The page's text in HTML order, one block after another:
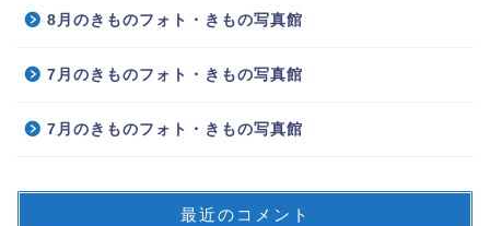
8月のきものフォト・きもの写真館
7月のきものフォト・きもの写真館
7月のきものフォト・きもの写真館
最近のコメント